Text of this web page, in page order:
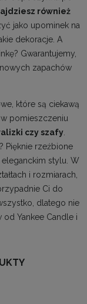
również
jako upominek na
dekoracje. A
Gwarantujemy,
zapachów
które są ciekawą
pomieszczeniu
czy szafy.
Pięknie rzeźbione
stylu. W
i rozmiarach,
Ci do
dlatego nie
Yankee Candle i